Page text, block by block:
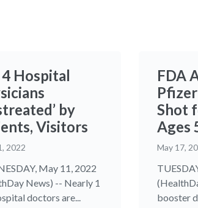
4 Hospital
by
Visitors
2022
May 11, 2022
News) -- Nearly 1
doctors are...
FDA
Shot
Ages
May 17,
booster